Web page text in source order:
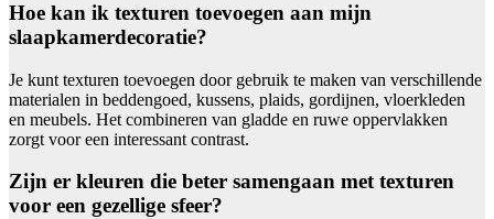
Hoe kan ik texturen toevoegen aan mijn
slaapkamerdecoratie?
Je kunt texturen toevoegen door gebruik te maken van verschillende
materialen in beddengoed, kussens, plaids, gordijnen, vloerkleden
en meubels. Het combineren van gladde en ruwe oppervlakken
zorgt voor een interessant contrast.
Zijn er kleuren die beter samengaan met texturen
voor een gezellige sfeer?